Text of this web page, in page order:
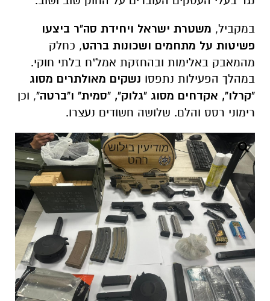
במקביל, משטרת ישראל ויחידת סה"ר ביצעו
פשיטות על מתחמים ושכונות ברהט, כחלק
מהמאבק באלימות ובהחזקת אמל"ח בלתי חוקי.
במהלך הפעילות נתפסו נשקים מאולתרים מסוג
"קרלו", אקדחים מסוג "גלוק", "סמית" ו"ברטה", וכן
רימוני רסס והלם. שלושה חשודים נעצרו.